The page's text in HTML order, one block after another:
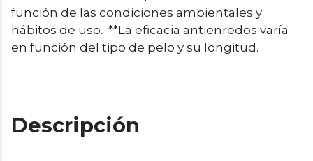
función de las condiciones ambientales y
hábitos de uso.  **La eficacia antienredos varía
en función del tipo de pelo y su longitud.
Descripción